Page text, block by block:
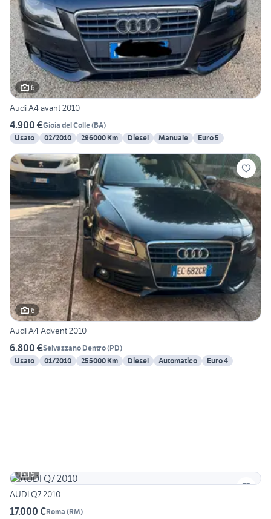
6
Audi A4 avant 2010
4.900 €Gioia del Colle(BA)
Usato
02/2010 296000 Km Diesel Manuale Euro 5
6
Audi A4 Advent 2010
6.800 €Selvazzano Dentro(PD)
Usato
01/2010 255000 Km Diesel Automatico Euro 4
5
AUDI Q7 2010
17.000 €Roma (RM)